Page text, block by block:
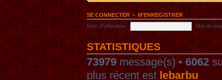
SE CONNECTER•M’ENREGISTRER
Nom d’utilisateur:
Mot de
STATISTIQUES
73979message(s) •6062
plus récent estlebarbu